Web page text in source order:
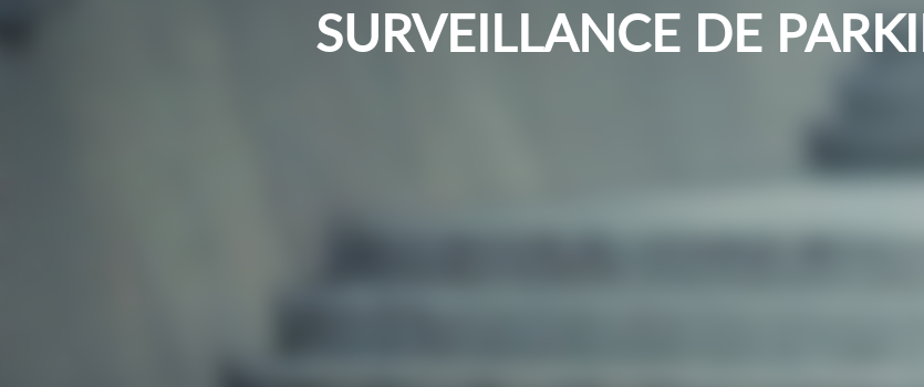
SURVEILLANCE DE